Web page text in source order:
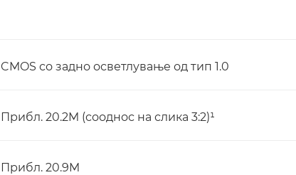
CMOS со задно осветлување од тип 1.0
Прибл. 20.2M (сооднос на слика 3:2)¹
Прибл. 20.9M